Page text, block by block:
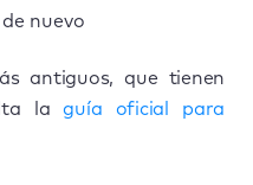
nuevo
antiguos, que tienen
laguía oficial para